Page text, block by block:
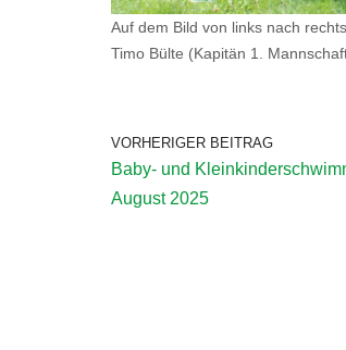
Auf dem Bild von links nach
Timo Bülte (Kapitän 1.
VORHERIGER BEITRAG
Baby- und
August 2025